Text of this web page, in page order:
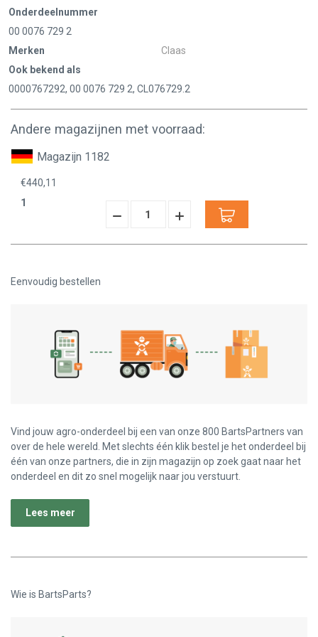
Onderdeelnummer
00 0076 729 2
Merken
Claas
Ook bekend als
0000767292, 00 0076 729 2, CL076729.2
Andere magazijnen met voorraad:
Magazijn 1182
€440,11
1
Hoeveelheid
Verminderen:
Hoeveelheid
verhogen:
Eenvoudig bestellen
Vind jouw agro-onderdeel bij een van onze 800 BartsPartners van
over de hele wereld. Met slechts één klik bestel je het onderdeel bij
één van onze partners, die in zijn magazijn op zoek gaat naar het
onderdeel en dit zo snel mogelijk naar jou verstuurt.
Lees meer
Wie is BartsParts?